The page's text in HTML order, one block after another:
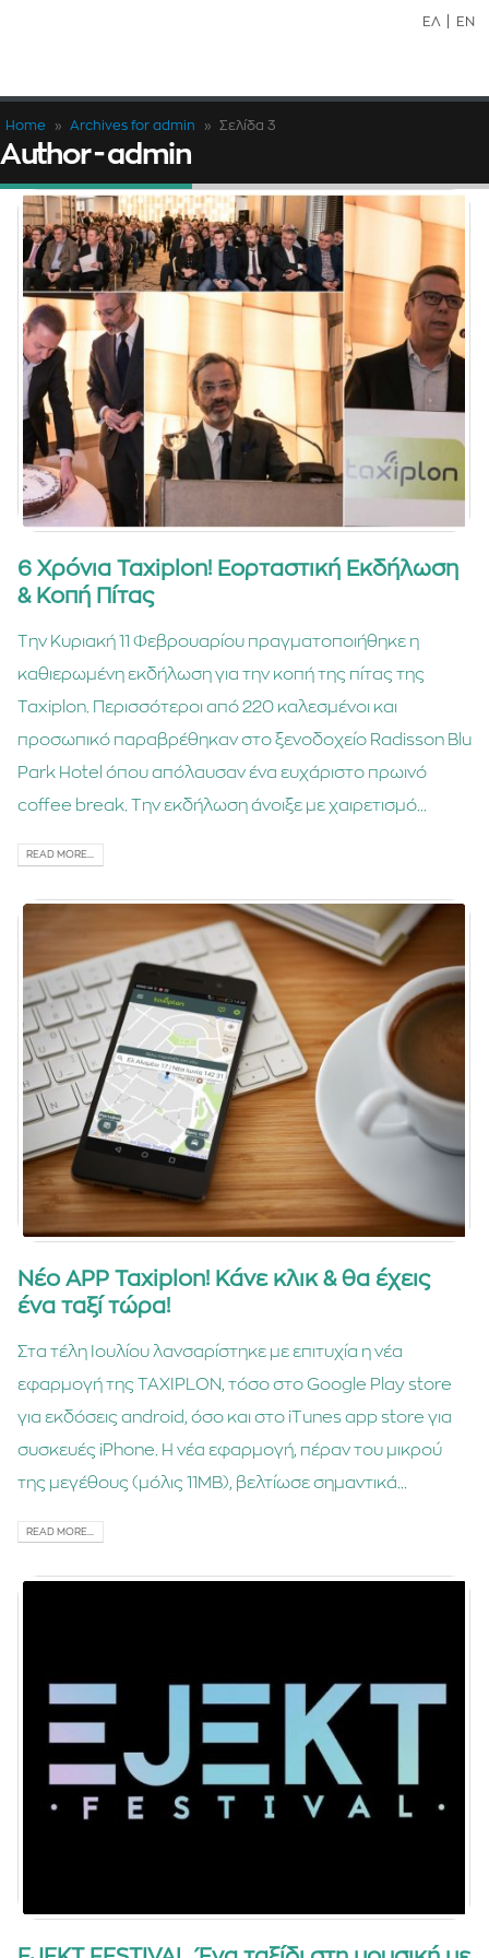
ΕΛ EN
Home » Archives for admin » Σελίδα 3
Author - admin
6 Χρόνια Taxiplon! Εορταστική Εκδήλωση
& Κοπή Πίτας
Την Κυριακή 11 Φεβρουαρίου πραγματοποιήθηκε η
καθιερωμένη εκδήλωση για την κοπή της πίτας της
Taxiplon. Περισσότεροι από 220 καλεσμένοι και
προσωπικό παραβρέθηκαν στο ξενοδοχείο Radisson Blu
Park Hotel όπου απόλαυσαν ένα ευχάριστο πρωινό
coffee break. Την εκδήλωση άνοιξε με χαιρετισμό...
READ MORE...
Νέο APP Taxiplon! Κάνε κλικ & θα έχεις
ένα ταξί τώρα!
Στα τέλη Ιουλίου λανσαρίστηκε με επιτυχία η νέα
εφαρμογή της TAXIPLON, τόσο στο Google Play store
για εκδόσεις android, όσο και στο iTunes app store για
συσκευές iPhone. Η νέα εφαρμογή, πέραν του μικρού
της μεγέθους (μόλις 11MB), βελτίωσε σημαντικά...
READ MORE...